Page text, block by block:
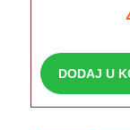
DODAJ U